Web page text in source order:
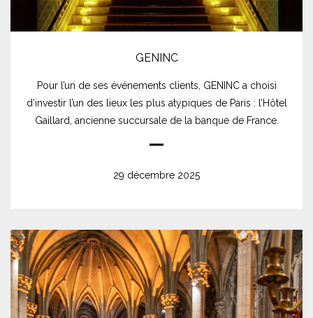
GENINC
Pour l’un de ses événements clients, GENINC a choisi
d’investir l’un des lieux les plus atypiques de Paris : l’Hôtel
Gaillard, ancienne succursale de la banque de France.
29 décembre 2025